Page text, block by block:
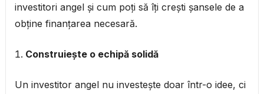
investitori angel și cum poți să îți crești șansele de a
obține finanțarea necesară.
Construiește o echipă solidă
Un investitor angel nu investește doar într-o idee, ci